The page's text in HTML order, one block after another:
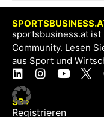
sportsbusiness.at
Community. Lesen
aus Sport und
SB+
Registrieren